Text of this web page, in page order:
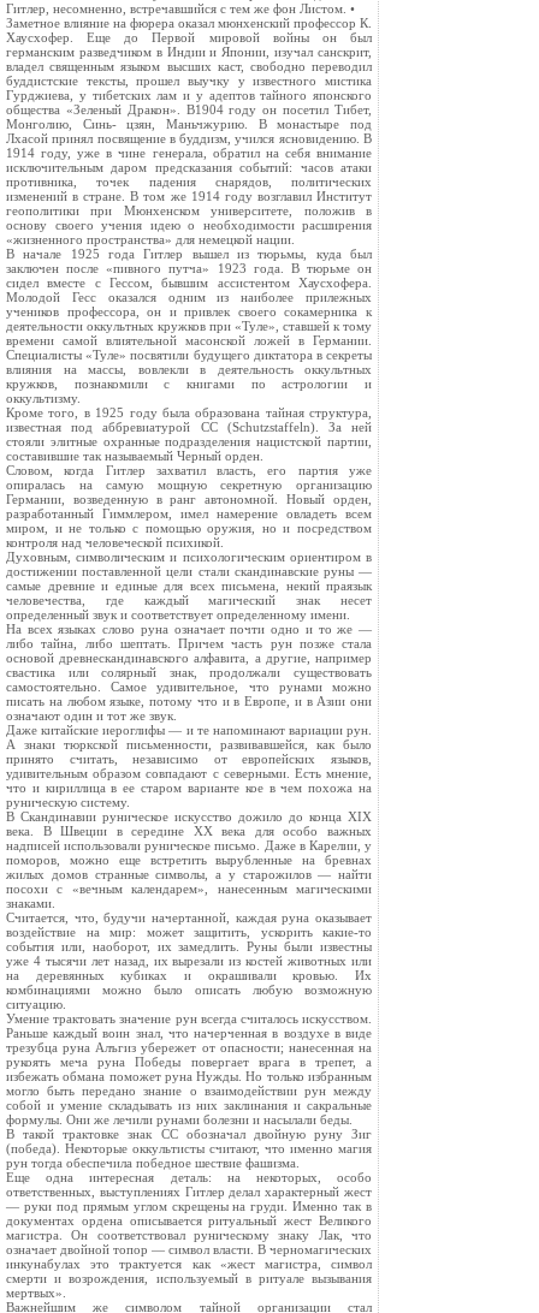
Гитлер, несомненно, встречавшийся с тем же фон Листом. •
Заметное влияние на фюрера оказал мюнхенский профессор К.
Хаусхофер. Еще до Первой мировой войны он был
германским разведчиком в Индии и Японии, изучал санскрит,
владел священным языком высших каст, свободно переводил
буддистские тексты, прошел выучку у известного мистика
Гурджиева, у тибетских лам и у адептов тайного японского
общества «Зеленый Дракон». В1904 году он посетил Тибет,
Монголию, Синь- цзян, Маньчжурию. В монастыре под
Лхасой принял посвящение в буддизм, учился ясновидению. В
1914 году, уже в чине генерала, обратил на себя внимание
исключительным даром предсказания событий: часов атаки
противника, точек падения снарядов, политических
изменений в стране. В том же 1914 году возглавил Институт
геополитики при Мюнхенском университете, положив в
основу своего учения идею о необходимости расширения
«жизненного пространства» для немецкой нации.
В начале 1925 года Гитлер вышел из тюрьмы, куда был
заключен после «пивного путча» 1923 года. В тюрьме он
сидел вместе с Гессом, бывшим ассистентом Хаусхофера.
Молодой Гесс оказался одним из наиболее прилежных
учеников профессора, он и привлек своего сокамерника к
деятельности оккультных кружков при «Туле», ставшей к тому
времени самой влиятельной масонской ложей в Германии.
Специалисты «Туле» посвятили будущего диктатора в секреты
влияния на массы, вовлекли в деятельность оккультных
кружков, познакомили с книгами по астрологии и
оккультизму.
Кроме того, в 1925 году была образована тайная структура,
известная под аббревиатурой СС (Schutzstaffeln). За ней
стояли элитные охранные подразделения нацистской партии,
составившие так называемый Черный орден.
Словом, когда Гитлер захватил власть, его партия уже
опиралась на самую мощную секретную организацию
Германии, возведенную в ранг автономной. Новый орден,
разработанный Гиммлером, имел намерение овладеть всем
миром, и не только с помощью оружия, но и посредством
контроля над человеческой психикой.
Духовным, символическим и психологическим ориентиром в
достижении поставленной цели стали скандинавские руны —
самые древние и единые для всех письмена, некий праязык
человечества, где каждый магический знак несет
определенный звук и соответствует определенному имени.
На всех языках слово руна означает почти одно и то же —
либо тайна, либо шептать. Причем часть рун позже стала
основой древнескандинавского алфавита, а другие, например
свастика или солярный знак, продолжали существовать
самостоятельно. Самое удивительное, что рунами можно
писать на любом языке, потому что и в Европе, и в Азии они
означают один и тот же звук.
Даже китайские иероглифы — и те напоминают вариации рун.
А знаки тюркской письменности, развивавшейся, как было
принято считать, независимо от европейских языков,
удивительным образом совпадают с северными. Есть мнение,
что и кириллица в ее старом варианте кое в чем похожа на
руническую систему.
В Скандинавии руническое искусство дожило до конца XIX
века. В Швеции в середине XX века для особо важных
надписей использовали руническое письмо. Даже в Карелии, у
поморов, можно еще встретить вырубленные на бревнах
жилых домов странные символы, а у старожилов — найти
посохи с «вечным календарем», нанесенным магическими
знаками.
Считается, что, будучи начертанной, каждая руна оказывает
воздействие на мир: может защитить, ускорить какие-то
события или, наоборот, их замедлить. Руны были известны
уже 4 тысячи лет назад, их вырезали из костей животных или
на деревянных кубиках и окрашивали кровью. Их
комбинациями можно было описать любую возможную
ситуацию.
Умение трактовать значение рун всегда считалось искусством.
Раньше каждый воин знал, что начерченная в воздухе в виде
трезубца руна Алъгиз убережет от опасности; нанесенная на
рукоять меча руна Победы повергает врага в трепет, а
избежать обмана поможет руна Нужды. Но только избранным
могло быть передано знание о взаимодействии рун между
собой и умение складывать из них заклинания и сакральные
формулы. Они же лечили рунами болезни и насылали беды.
В такой трактовке знак СС обозначал двойную руну Зиг
(победа). Некоторые оккультисты считают, что именно магия
рун тогда обеспечила победное шествие фашизма.
Еще одна интересная деталь: на некоторых, особо
ответственных, выступлениях Гитлер делал характерный жест
— руки под прямым углом скрещены на груди. Именно так в
документах ордена описывается ритуальный жест Великого
магистра. Он соответствовал руническому знаку Лак, что
означает двойной топор — символ власти. В черномагических
инкунабулах это трактуется как «жест магистра, символ
смерти и возрождения, используемый в ритуале вызывания
мертвых».
Важнейшим же символом тайной организации стал